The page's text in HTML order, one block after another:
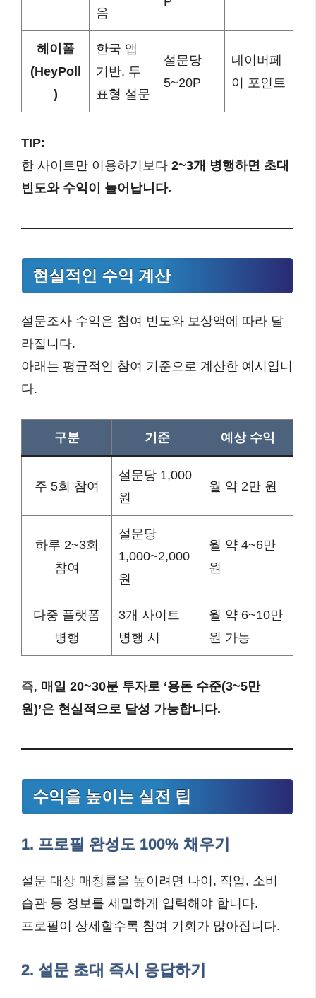
음
헤이폴
(HeyPoll
)
한국 앱
기반, 투
표형 설문
설문당
5~20P
네이버페
이 포인트
TIP:
한 사이트만 이용하기보다 2~3개 병행하면 초대
빈도와 수익이 늘어납니다.
현실적인 수익 계산
설문조사 수익은 참여 빈도와 보상액에 따라 달
라집니다.
아래는 평균적인 참여 기준으로 계산한 예시입니
다.
구분 기준 예상 수익
주 5회 참여
설문당 1,000
원
월 약 2만 원
하루 2~3회
참여
설문당
1,000~2,000
원
월 약 4~6만
원
다중 플랫폼
병행
3개 사이트
병행 시
월 약 6~10만
원 가능
즉, 매일 20~30분 투자로 ‘용돈 수준(3~5만
원)’은 현실적으로 달성 가능합니다.
수익을 높이는 실전 팁
1. 프로필 완성도 100% 채우기
설문 대상 매칭률을 높이려면 나이, 직업, 소비
습관 등 정보를 세밀하게 입력해야 합니다.
프로필이 상세할수록 참여 기회가 많아집니다.
2. 설문 초대 즉시 응답하기